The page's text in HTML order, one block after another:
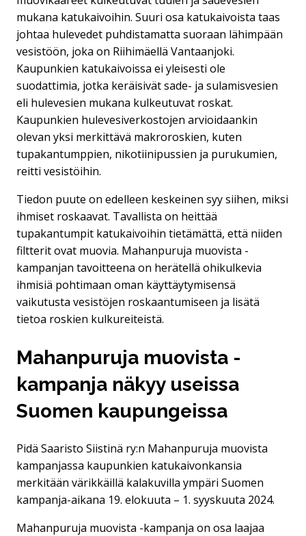
mukana katukaivoihin. Suuri osa katukaivoista taas
johtaa hulevedet puhdistamatta suoraan lähimpään
vesistöön, joka on Riihimäellä Vantaanjoki.
Kaupunkien katukaivoissa ei yleisesti ole
suodattimia, jotka keräisivät sade- ja sulamisvesien
eli hulevesien mukana kulkeutuvat roskat.
Kaupunkien hulevesiverkostojen arvioidaankin
olevan yksi merkittävä makroroskien, kuten
tupakantumppien, nikotiinipussien ja purukumien,
reitti vesistöihin.
Tiedon puute on edelleen keskeinen syy siihen, miksi
ihmiset roskaavat. Tavallista on heittää
tupakantumpit katukaivoihin tietämättä, että niiden
filtterit ovat muovia. Mahanpuruja muovista -
kampanjan tavoitteena on herätellä ohikulkevia
ihmisiä pohtimaan oman käyttäytymisensä
vaikutusta vesistöjen roskaantumiseen ja lisätä
tietoa roskien kulkureiteistä.
Mahanpuruja muovista -
kampanja näkyy useissa
Suomen kaupungeissa
Pidä Saaristo Siistinä ry:n Mahanpuruja muovista
kampanjassa kaupunkien katukaivonkansia
merkitään värikkäillä kalakuvilla ympäri Suomen
kampanja-aikana 19. elokuuta – 1. syyskuuta 2024.
Mahanpuruja muovista -kampanja on osa laajaa